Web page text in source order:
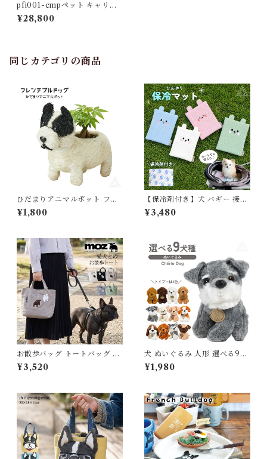
pfi001-cmpペット キャリー
バッグ コンパクトサイズ 3カ
ラー 防災 アウトドア 拡張 ケ
敷マット 大開口メッシュ窓 背
面メッシュ PFI001-CMP
¥28,800
同じカテゴリの商品
ひだまりアニマルポット フレ
ンチブルドッグ フレブル 穴な
し 5392 植木鉢 おしゃれ ガー
インテリア 犬グッズ おしゃれ
可愛い 犬好き 癒し プレゼント
ギフト 贈り物 5392
¥1,800
【保冷剤付き】犬 バギー 接触
冷感 ひんやり 保冷マット ペッ
トカート キャリーバッグ 保冷
ルマット 冷感 暑さ対策 夏 コ
ンパクト カートアクセサリー
犬 猫 お出かけ おしゃれ かわ
いい プレゼント KM840G
¥3,480
お散歩バッグ トートバッグ 軽
量 ドッグ イヌ 犬 散歩 バッグ
北欧 コンパクト 多ポケット 収
ンプル レディース メンズ プレ
ゼント moz(モズ) 北欧ブラン
ド ミニキャンバストートバッ
グ 766001
¥3,520
犬 ぬいぐるみ 人形 選べる9犬
種 プレゼント 子供 クリスマス
誕生日 母の日 ホワイトデー か
ミニチュアシュナウザー ゴー
ルデンレトリバー ハスキー ラ
ブラドール セントバーナード
小さい TOYDOG
¥1,980